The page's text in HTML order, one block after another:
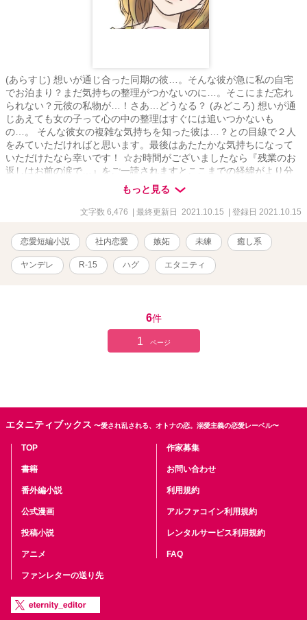
(あらすじ) 想いが通じ合った同期の彼…。そんな彼が急に私の自宅
でお泊まり？まだ気持ちの整理がつかないのに…。そこにまだ忘れ
られない？元彼の私物が…！さあ…どうなる？ (みどころ) 想いが通
じあえても女の子って心の中の整理はすぐには追いつかないも
の…。 そんな彼女の複雑な気持ちを知った彼は…？との目線で２人
をみていただければと思います。最後はあたたかな気持ちになって
いただけたなら幸いです！ ☆お時間がございましたなら『残業のお
返しはお前の涙で…』をご一読されますとここまでの経緯がより分
かりやすいかと存じます！ ☆多少の性描写にてR-15とさせていただ
もっと見る
文字数 6,476 | 最終更新日 2021.10.15 | 登録日 2021.10.15
恋愛短編小説 社内恋愛 嫉妬 未練 癒し系
ヤンデレ R-15 ハグ エタニティ
6件
1 ページ
エタニティブックス 〜愛され乱される、オトナの恋。溺愛主義の恋愛レーベル〜
TOP
書籍
番外編小説
公式漫画
投稿小説
アニメ
ファンレターの送り先
作家募集
お問い合わせ
利用規約
アルファコイン利用規約
レンタルサービス利用規約
FAQ